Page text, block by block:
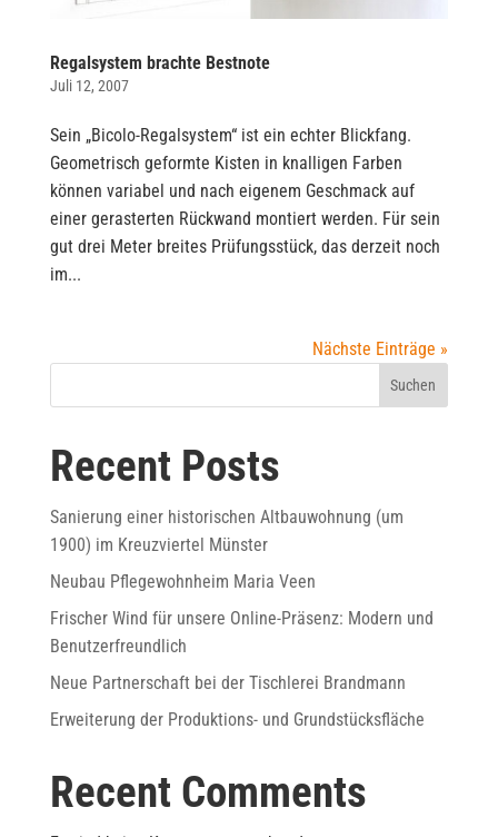
Regalsystem brachte Bestnote
Juli 12, 2007
Sein „Bicolo-Regalsystem“ ist ein echter Blickfang.
Geometrisch geformte Kisten in knalligen Farben
können variabel und nach eigenem Geschmack auf
einer gerasterten Rückwand montiert werden. Für sein
gut drei Meter breites Prüfungsstück, das derzeit noch
im...
Nächste Einträge »
Suchen
Recent Posts
Sanierung einer historischen Altbauwohnung (um
1900) im Kreuzviertel Münster
Neubau Pflegewohnheim Maria Veen
Frischer Wind für unsere Online-Präsenz: Modern und
Benutzerfreundlich
Neue Partnerschaft bei der Tischlerei Brandmann
Erweiterung der Produktions- und Grundstücksfläche
Recent Comments